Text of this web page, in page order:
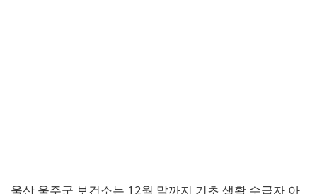
울산 울주군 보건소는 12월 말까지 기초 생활 수급자 아